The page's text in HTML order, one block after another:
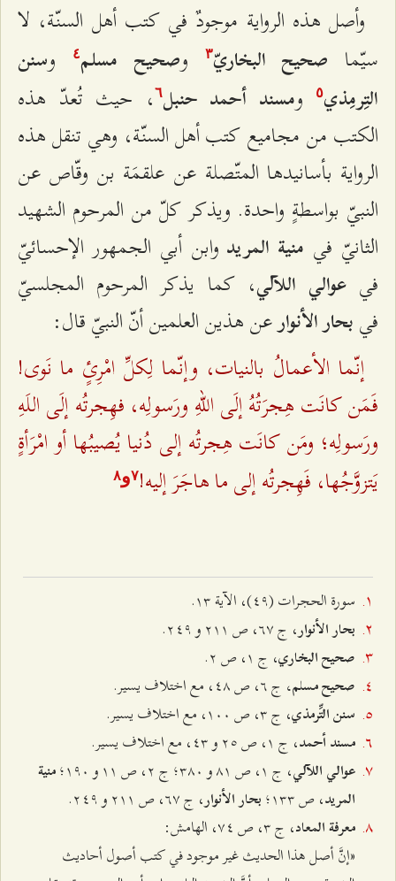
وأصل هذه الرواية موجودٌ في كتب أهل السنّة، لا
سيّما صحيح البخاريّ٣ وصحيح مسلم٤ وسنن
التِرمِذي٥ ومسند أحمد حنبل٦، حيث تُعدّ هذه
الكتب من مجاميع كتب أهل السنّة، وهي تنقل هذه
الرواية بأسانيدها المتّصلة عن علقمَة بن وقّاص عن
النبيّ بواسطةٍ واحدة. ويذكر كلّ من المرحوم الشهيد
الثانيّ في منية المريد وابن‌ أبي ‌الجمهور الإحسائيّ
فيعوالي اللآلي، كما يذكر المرحوم المجلسيّ
فيبحار الأنوارعن هذين العلمين أنّ النبيّ قال:
إنّما الأعمالُ بالنيات، وإنّما لِكلِّ امْرِئٍ ما نَوى!
فَمَن كانَت هِجرَتُهُ إلَى اللهِ ورَسولِه، فهِجرتُه إلَى اللَهِ
ورَسولِه؛ ومَن كانَت هِجرتُه إلى دُنيا يُصيبُها أو امْرَأةٍ
يَتزوَّجُها، فَهِجرتُه إلى ما هاجَرَ إليه!۷و۸
سورة الحجرات (٤٩)، الآية ۱٣.
بحار الأنوار، ج ٦۷، ص ٢۱۱ و ٢٤٩.
صحيح البخاري، ج ۱، ص ٢.
صحیح مسلم، ج ٦، ص ٤۸، مع اختلاف يسير.
سنن التِّرمذي، ج ٣، ص ۱۰۰، مع اختلاف يسير.
مسند أحمد، ج ۱، ص ٢٥ و ٤٣، مع اختلاف يسير.
عوالي اللآلي، ج ۱، ص ۸۱ و ٣۸۰؛ ج ٢، ص ۱۱ و ۱٩۰؛
منية
المريد، ص ۱٣٣؛ بحار الأنوار، ج ٦۷، ص ٢۱۱ و ٢٤٩.
معرفة المعاد، ج ٣، ص ۷٤، الهامش:
«إنَّ أصل هذا الحديث غير موجود في كتب أصول أحاديث